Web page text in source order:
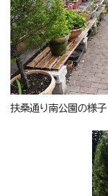
扶桑通り南公園の様子